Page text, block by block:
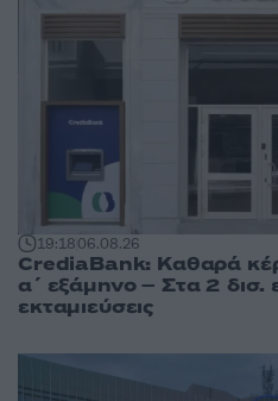
19:1806.08.26
CrediaBank: Καθαρά
α΄ εξάμηνο – Στα 2 δισ.
εκταμιεύσεις